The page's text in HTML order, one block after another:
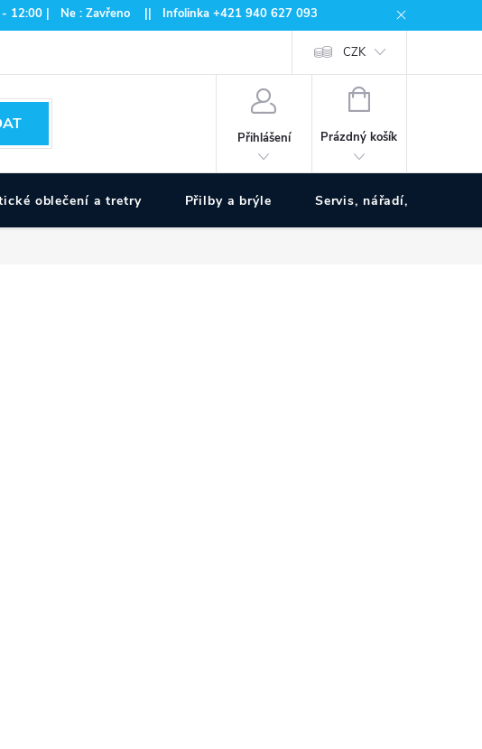
| Ne : Zavřeno || Infolinka +421 940 627 093
CZK
Přihlášení
NÁKUPNÍ
Prázdný košík
oblečení a tretry Přilby a brýle Servis, nářadí, pumpy